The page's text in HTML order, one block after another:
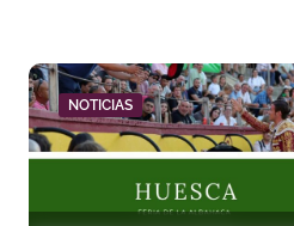
NOTICIAS